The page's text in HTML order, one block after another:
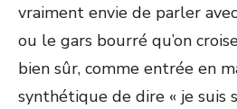
vraiment envie de parler
ou le gars bourré qu’on
bien sûr, comme entrée en
synthétique de dire « je suis